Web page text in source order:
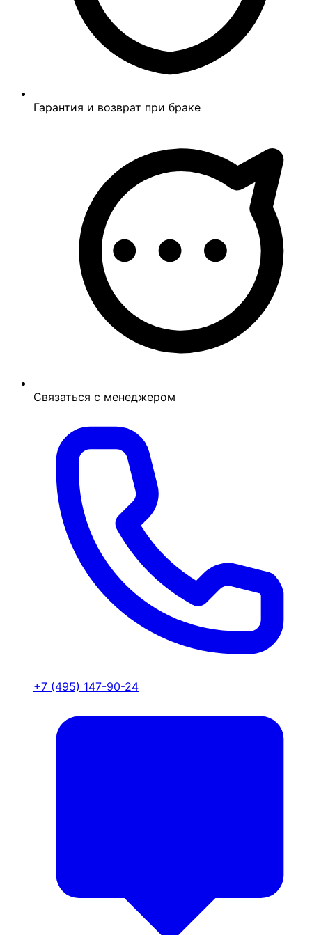
Гарантия и возврат при браке
Связаться с менеджером
+7 (495) 147-90-24